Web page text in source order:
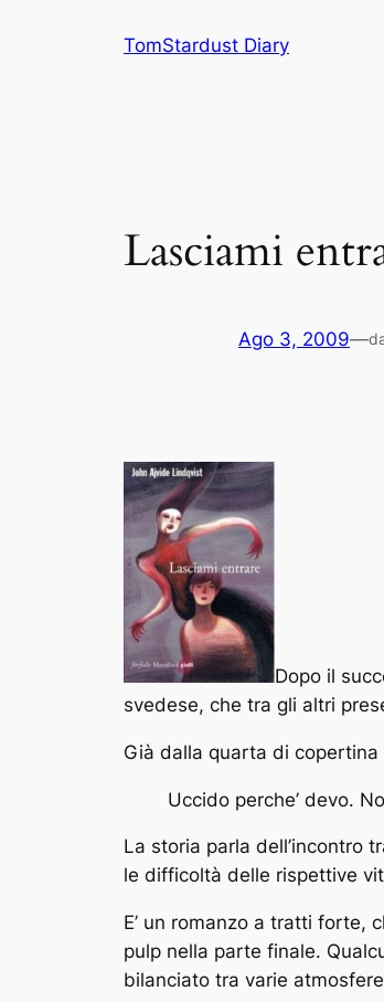
TomStardust Diary
Lasciami
Ago 3, 2009—
Dopo il
svedese, che tra gli altri
Già dalla quarta di
Uccido perche’ devo.
La storia parla dell’incontro
le difficoltà delle rispettive
E’ un romanzo a tratti forte,
pulp nella parte finale.
bilanciato tra varie